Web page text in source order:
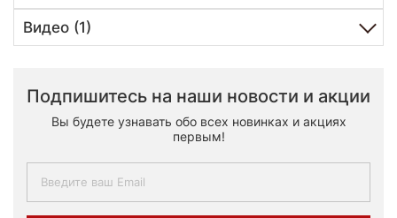
Видео (1)
Подпишитесь на наши новости и акции
Вы будете узнавать обо всех новинках и акциях
первым!